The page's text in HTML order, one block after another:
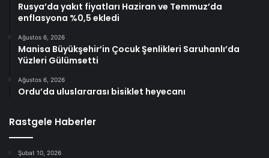
Rusya’da yakıt fiyatları Haziran ve Temmuz’da
enflasyona %0,5 ekledi
Ağustos 6, 2026
Manisa Büyükşehir’in Çocuk Şenlikleri Saruhanlı’da
Yüzleri Gülümsetti
Ağustos 6, 2026
Ordu’da uluslararası bisiklet heyecanı
Rastgele Haberler
Şubat 10, 2026